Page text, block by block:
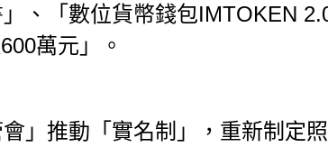
、「數位貨幣錢包IMTOKEN
萬元」。
」推動「實名制」，重新制定